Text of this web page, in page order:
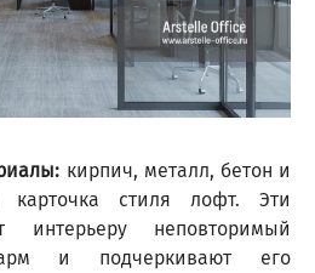
кирпич, металл, бетон и
стиля лофт. Эти
интерьеру неповторимый
и подчеркивают его